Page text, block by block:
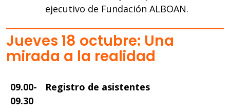
Jueves 18 octubre: Una
mirada a la realidad
ejecutivo de Fundación ALBOAN.
09.00-
09.30​
Registro de asistentes